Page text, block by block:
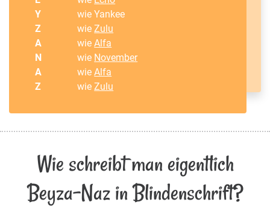
Y
wie Yankee
Z
wieZulu
A
wieAlfa
N
wie November
A
wieAlfa
Z
wieZulu
Wie schreibt man eigentlich
Beyza-Naz in Blindenschrift?